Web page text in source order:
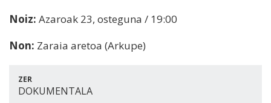
Noiz: Azaroak 23, osteguna / 19:00
Non: Zaraia aretoa (Arkupe)
ZER
DOKUMENTALA